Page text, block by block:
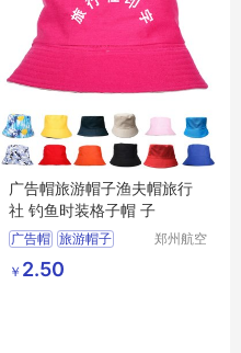
广告帽旅游帽子渔夫帽旅行
社 钓鱼时装格子帽 子
广告帽 旅游帽子
渔夫帽 旅行社定制帽
郑州航空
￥ 2.50